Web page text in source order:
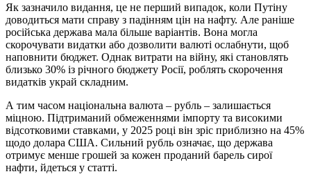
Як зазначило видання, це не перший випадок, коли Путіну
доводиться мати справу з падінням цін на нафту. Але раніше
російська держава мала більше варіантів. Вона могла
скорочувати видатки або дозволити валюті ослабнути, щоб
наповнити бюджет. Однак витрати на війну, які становлять
близько 30% із річного бюджету Росії, роблять скорочення
видатків украй складним.
А тим часом національна валюта – рубль – залишається
міцною. Підтриманий обмеженнями імпорту та високими
відсотковими ставками, у 2025 році він зріс приблизно на 45%
щодо долара США. Сильний рубль означає, що держава
отримує менше грошей за кожен проданий барель сирої
нафти, йдеться у статті.